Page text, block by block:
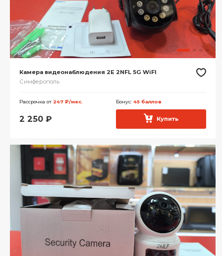
Камера видеонаблюдения 2E 2NFL 5G WiFI
Симферополь
Рассрочка от 247 ₽/мес. Бонус: 45 баллов
2 250 ₽ Купить